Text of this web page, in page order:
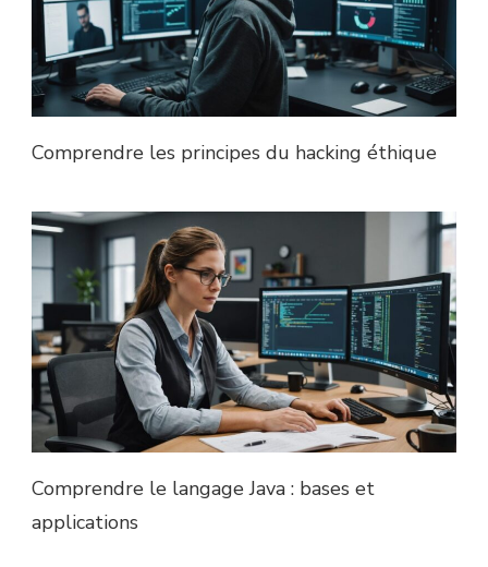
Comprendre les principes du hacking éthique
Comprendre le langage Java : bases et
applications